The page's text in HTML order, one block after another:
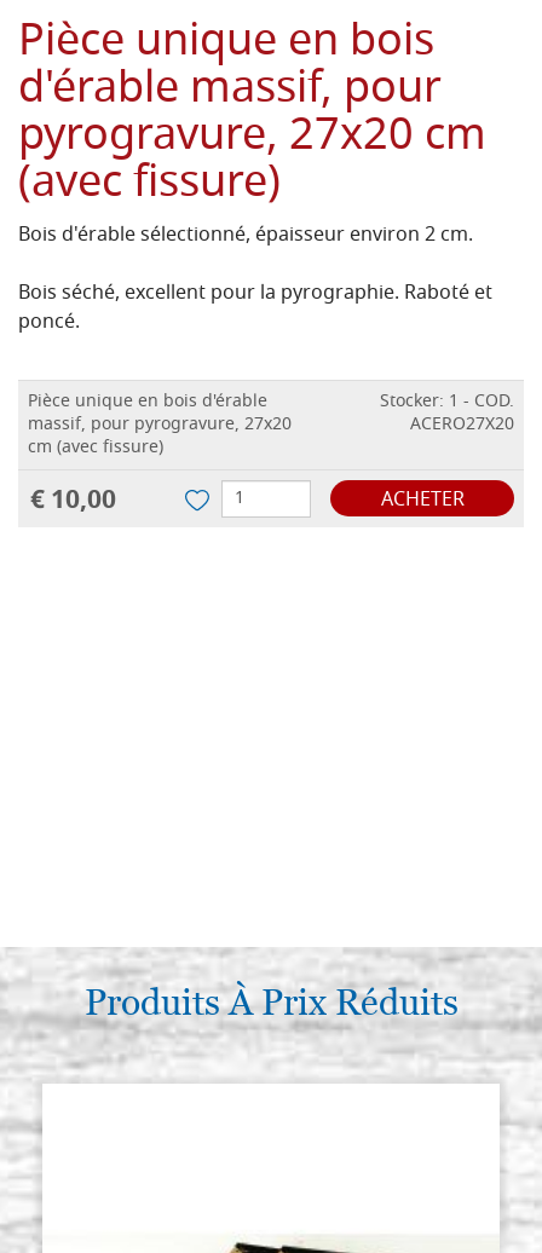
Pièce unique en bois
d'érable massif, pour
pyrogravure, 27x20 cm
(avec fissure)
Bois d'érable sélectionné, épaisseur environ 2 cm.
Bois séché, excellent pour la pyrographie. Raboté et
poncé.
Pièce unique en bois d'érable
massif, pour pyrogravure, 27x20
cm (avec fissure)
Stocker: 1 - COD.
ACERO27X20
€ 10,00 ACHETER
Produits À Prix Réduits